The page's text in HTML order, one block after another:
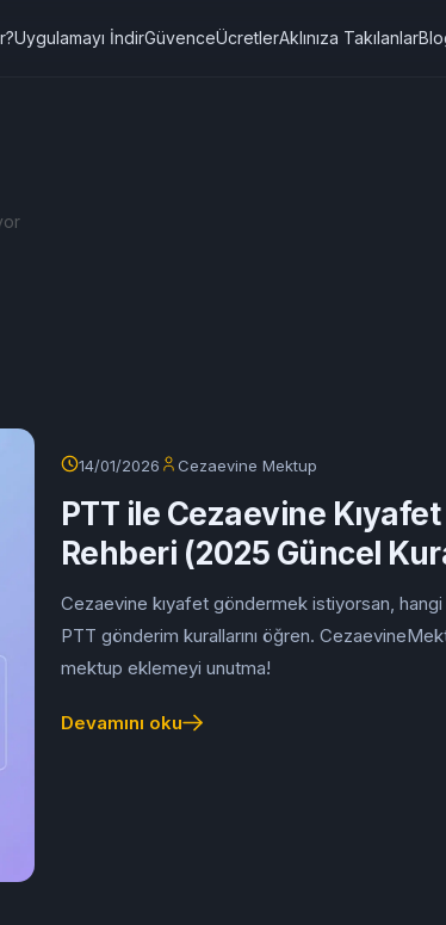
Uygulamayı İndirGüvenceÜcretlerAklınıza Takılanlar
14/01/2026 Cezaevine Mektup
PTT ile Cezaevine
Rehberi (2025 Güncel
Cezaevine kıyafet göndermek istiyorsan,
PTT gönderim kurallarını öğren.
mektup eklemeyi unutma!
Devamını oku